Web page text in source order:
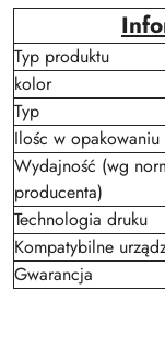
Typ produktu
kolor
Typ
Ilośc w opakowaniu
Wydajność (wg
producenta)
Technologia druku
Kompatybilne
Gwarancja